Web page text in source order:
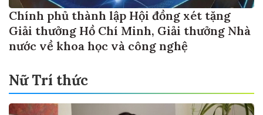
Chính phủ thành lập Hội đồng xét tặng
Giải thưởng Hồ Chí Minh, Giải thưởng Nhà
nước về khoa học và công nghệ
Nữ Trí thức